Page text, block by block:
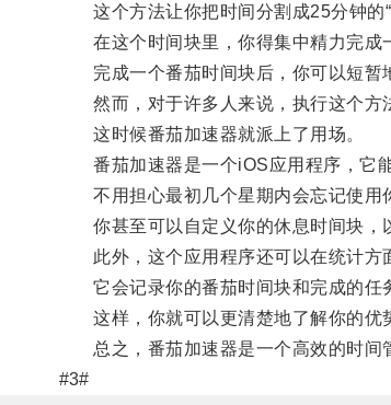
这个方法让你把时间分割成25分钟的“
在这个时间块里，你得集中精力完成
完成一个番茄时间块后，你可以短暂地
然而，对于许多人来说，执行这个方
这时候番茄加速器就派上了用场。
番茄加速器是一个iOS应用程序，它能
不用担心最初几个星期内会忘记使用你
你甚至可以自定义你的休息时间块，
此外，这个应用程序还可以在统计方
它会记录你的番茄时间块和完成的任
这样，你就可以更清楚地了解你的优
总之，番茄加速器是一个高效的时间管
#3#